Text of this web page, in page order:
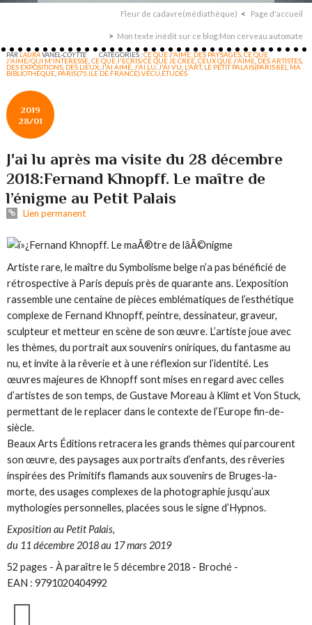
Fleur de cadavre(médiathèque) Page d'accueil
Mon texte inédit sur ce blog:Mon cerveau automate
PARLAURAVANEL-COYTTE CATÉGORIES :CE QUE J'AIME. DES PAYSAGES ,CE QUE
J'AIME/QUI M'INTERESSE ,CE QUE J'ECRIS/CE QUE JE CREE ,CEUX QUE J'AIME ,DES ARTISTES
DES EXPOSITIONS DES LIEUX J'AI AIMÉ J'AI LU,J'AI VU L'ART, LE PETIT PALAIS(PARIS 8E) MA
BIBLIOTHÈQUE PARIS(75,ILE DE FRANCE):VÉCU,ÉTUDES
2019
28/01
J'ai lu après ma visite du 28 décembre
2018:Fernand Khnopff. Le maître de
l’énigme au Petit Palais
Lien permanent
Artiste rare, le maître du Symbolisme belge n’a pas bénéficié de
rétrospective à Paris depuis près de quarante ans. L’exposition
rassemble une centaine de pièces emblématiques de l’esthétique
complexe de Fernand Khnopff, peintre, dessinateur, graveur,
sculpteur et metteur en scène de son œuvre. L’artiste joue avec
les thèmes, du portrait aux souvenirs oniriques, du fantasme au
nu, et invite à la rêverie et à une réflexion sur l’identité. Les
œuvres majeures de Khnopff sont mises en regard avec celles
d’artistes de son temps, de Gustave Moreau à Klimt et Von Stuck,
permettant de le replacer dans le contexte de l’Europe fin-de-
siècle.
Beaux Arts Éditions retracera les grands thèmes qui parcourent
son œuvre, des paysages aux portraits d’enfants, des rêveries
inspirées des Primitifs flamands aux souvenirs de Bruges-la-
morte, des usages complexes de la photographie jusqu’aux
mythologies personnelles, placées sous le signe d’Hypnos.
Exposition au Petit Palais,
du 11 décembre 2018 au 17 mars 2019
52 pages - À paraître le 5 décembre 2018 - Broché -
EAN : 9791020404992